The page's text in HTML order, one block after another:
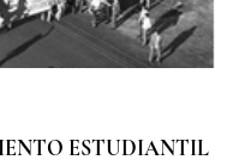
ESTUDIANTIL